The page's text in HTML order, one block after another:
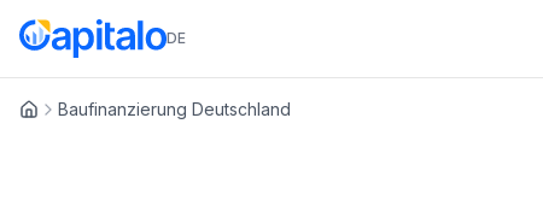
DE
Baufinanzierung Deutschland